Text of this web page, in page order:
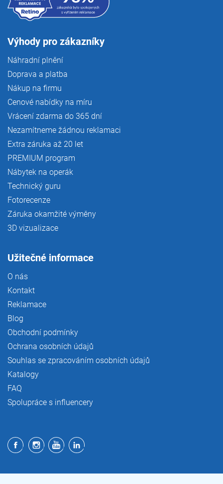
Výhody pro zákazníky
Náhradní plnění
Doprava a platba
Nákup na firmu
Cenové nabídky na míru
Vrácení zdarma do 365 dní
Nezamítneme žádnou reklamaci
Extra záruka až 20 let
PREMIUM program
Nábytek na operák
Technický guru
Fotorecenze
Záruka okamžité výměny
3D vizualizace
Užitečné informace
O nás
Kontakt
Reklamace
Blog
Obchodní podmínky
Ochrana osobních údajů
Souhlas se zpracováním osobních údajů
Katalogy
FAQ
Spolupráce s influencery